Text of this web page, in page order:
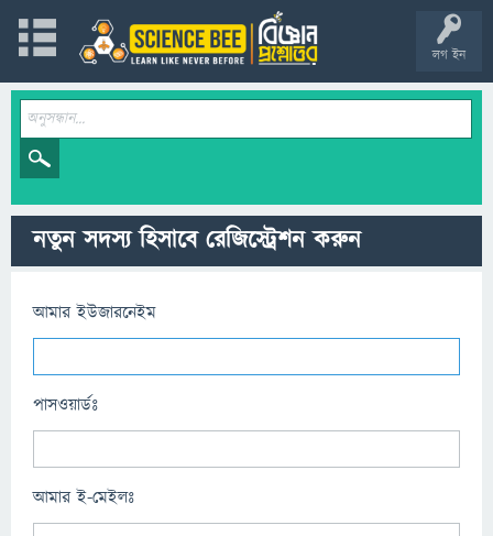
লগ ইন
নতুন সদস্য হিসাবে রেজিস্ট্রেশন করুন
আমার ইউজারনেইম
পাসওয়ার্ডঃ
আমার ই-মেইলঃ